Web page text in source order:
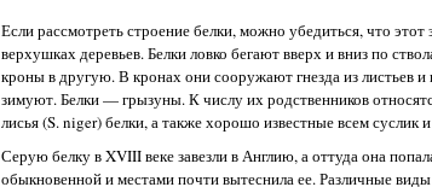
Если рассмотреть строение белки, можно убедиться, что
верхушках деревьев. Белки ловко бегают вверх и вниз по
кроны в другую. В кронах они сооружают гнезда из листьев и
зимуют. Белки — грызуны. К числу их родственников
лисья (S. niger) белки, а также хорошо известные всем суслик
Серую белку в XVIII веке завезли в Англию, а оттуда она
обыкновенной и местами почти вытеснила ее. Различные